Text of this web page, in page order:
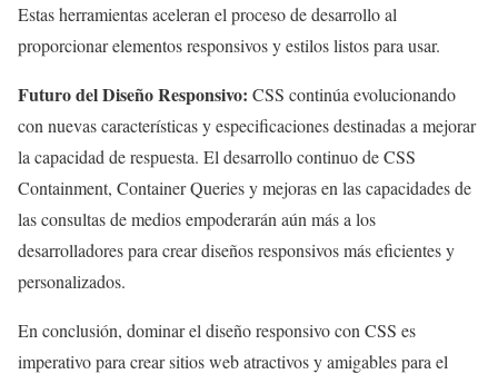
Estas herramientas aceleran el proceso de desarrollo al
proporcionar elementos responsivos y estilos listos para usar.
Futuro del Diseño Responsivo: CSS continúa evolucionando
con nuevas características y especificaciones destinadas a mejorar
la capacidad de respuesta. El desarrollo continuo de CSS
Containment, Container Queries y mejoras en las capacidades de
las consultas de medios empoderarán aún más a los
desarrolladores para crear diseños responsivos más eficientes y
personalizados.
En conclusión, dominar el diseño responsivo con CSS es
imperativo para crear sitios web atractivos y amigables para el